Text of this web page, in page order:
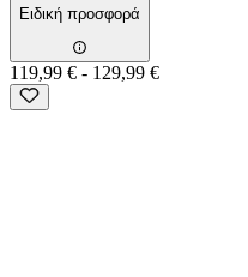
Ειδική προσφορά
119,99 € - 129,99 €